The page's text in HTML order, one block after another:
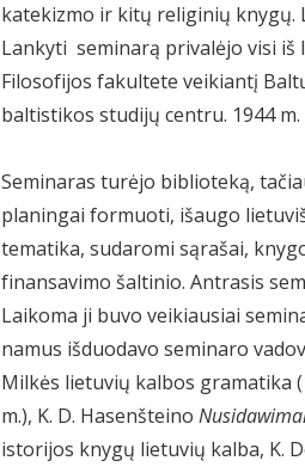
katekizmo ir kitų religinių knygų.
Lankyti seminarą privalėjo visi iš
Filosofijos fakultete veikiantį
baltistikos studijų centru. 1944
Seminaras turėjo biblioteką,
planingai formuoti, išaugo
tematika, sudaromi sąrašai,
finansavimo šaltinio. Antrasis
Laikoma ji buvo veikiausiai
namus išduodavo seminaro
Milkės lietuvių kalbos gramatika
m.), K. D. Hasenšteino
istorijos knygų lietuvių kalba, K.